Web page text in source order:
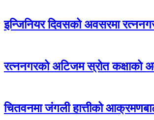
इन्जिनियर दिवसको अवसरमा
रत्ननगरको अटिजम स्रोत कक्षाको
चितवनमा जंगली हात्तीको